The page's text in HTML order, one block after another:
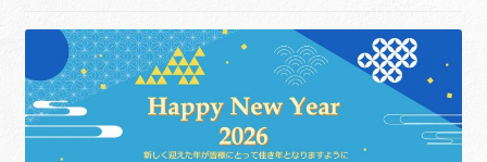
ー
展
開
ニ
ー
を
展
ニ
ュ
ー
せたがや生涯現役ネットワーク
メ
ニ
萩・魅力PR大使
サ